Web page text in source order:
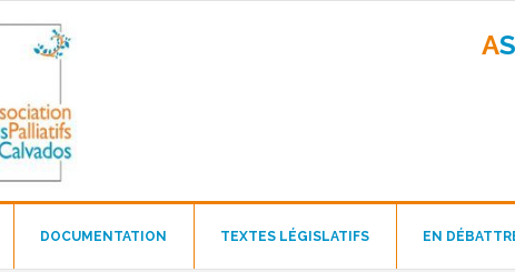
A
DOCUMENTATION TEXTES LÉGISLATIFS EN